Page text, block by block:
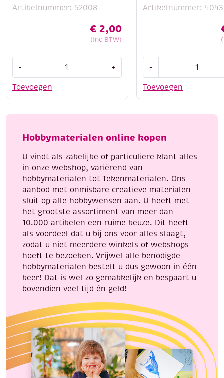
Artikelnummer: 52008
€ 2,00
(Inc BTW)
Toevoegen
-
vilten
aantal
+
Artikelnummer:
Toevoegen
-
viltpakketje,
Hobbymaterialen online kopen
U vindt als zakelijke of particuliere klant alles
in onze webshop, variërend van
hobbymaterialen tot Tekenmaterialen. Ons
aanbod met onmisbare creatieve materialen
sluit op alle hobbywensen aan. U heeft met
het grootste assortiment van meer dan
10.000 artikelen een ruime keuze. Dit heeft
als voordeel dat u bij ons voor alles slaagt,
zodat u niet meerdere winkels of webshops
hoeft te bezoeken. Vrijwel alle benodigde
hobbymaterialen bestelt u dus gewoon in één
keer! Dat is wel zo gemakkelijk en bespaart u
bovendien veel tijd én geld!